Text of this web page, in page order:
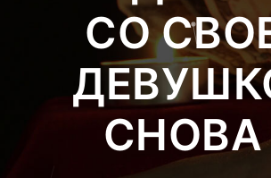
СО
СНОВА